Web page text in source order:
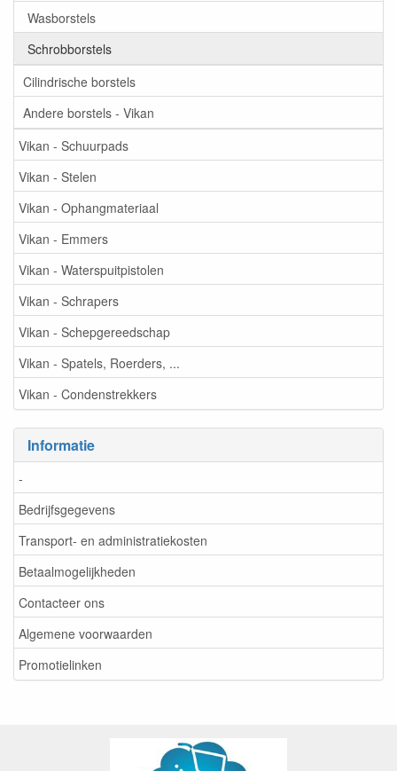
Wasborstels
Schrobborstels
Cilindrische borstels
Andere borstels - Vikan
Vikan - Schuurpads
Vikan - Stelen
Vikan - Ophangmateriaal
Vikan - Emmers
Vikan - Waterspuitpistolen
Vikan - Schrapers
Vikan - Schepgereedschap
Vikan - Spatels, Roerders, ...
Vikan - Condenstrekkers
Informatie
-
Bedrijfsgegevens
Transport- en administratiekosten
Betaalmogelijkheden
Contacteer ons
Algemene voorwaarden
Promotielinken